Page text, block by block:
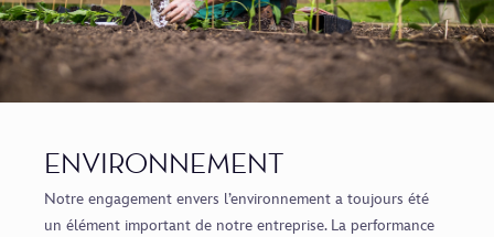
ENVIRONNEMENT​
Notre engagement envers l’environnement a toujours été
un élément important de notre entreprise. La performance